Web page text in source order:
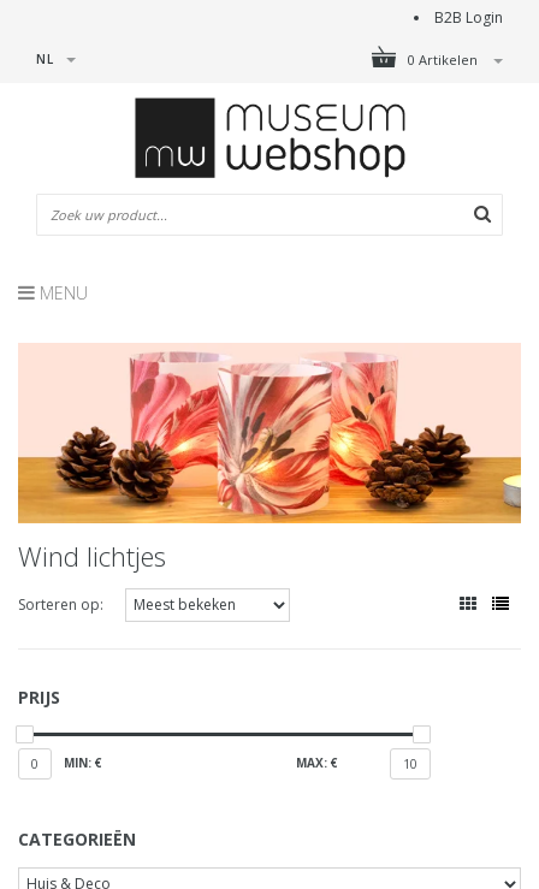
B2B Login
0 Artikelen
NL
MENU
Wind lichtjes
Sorteren op:
PRIJS
0 MIN: € MAX: € 10
CATEGORIEËN